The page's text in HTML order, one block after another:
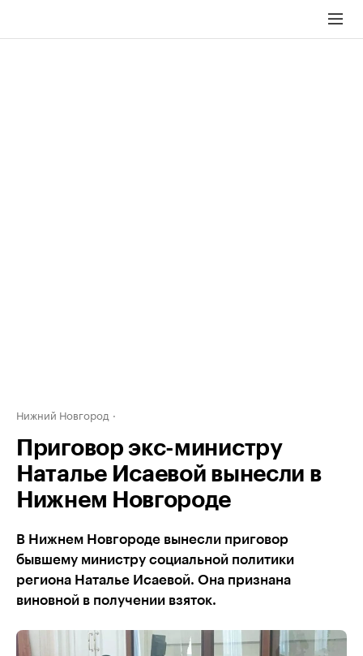
Нижний Новгород
Приговор экс-министру
Наталье Исаевой вынесли в
Нижнем Новгороде
В Нижнем Новгороде вынесли приговор
бывшему министру социальной политики
региона Наталье Исаевой. Она признана
виновной в получении взяток.